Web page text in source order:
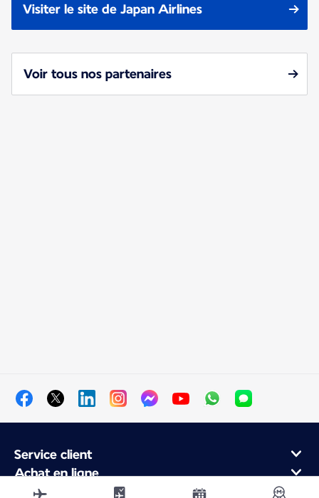
Visiter le site de Japan Airlines
Voir tous nos partenaires
Service client
Achat en ligne
Programme de fidélité et partenaires